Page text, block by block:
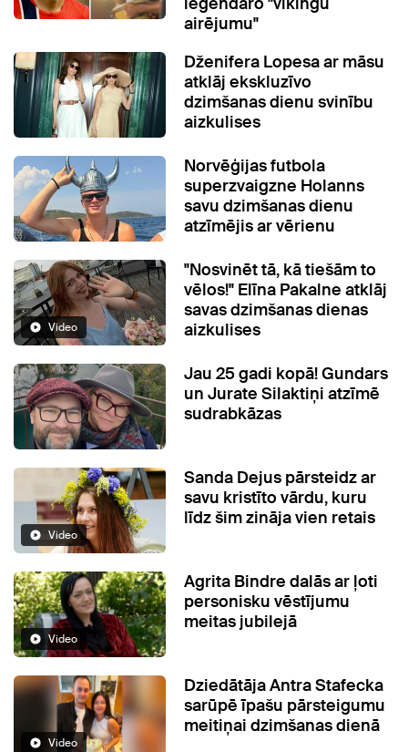
airējumu"
Dženifera Lopesa ar māsu
atklāj ekskluzīvo
dzimšanas dienu svinību
aizkulises
Norvēģijas futbola
superzvaigzne Holanns
savu dzimšanas dienu
atzīmējis ar vērienu
Video
"Nosvinēt tā, kā tiešām to
vēlos!" Elīna Pakalne atklāj
savas dzimšanas dienas
aizkulises
Jau 25 gadi kopā! Gundars
un Jurate Silaktiņi atzīmē
sudrabkāzas
Video
Sanda Dejus pārsteidz ar
savu kristīto vārdu, kuru
līdz šim zināja vien retais
Video
Agrita Bindre dalās ar ļoti
personisku vēstījumu
meitas jubilejā
Video
Dziedātāja Antra Stafecka
sarūpē īpašu pārsteigumu
meitiņai dzimšanas dienā